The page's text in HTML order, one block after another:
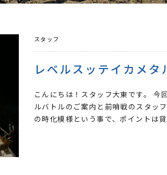
スタッフ
レベルスッテイカメタ
こんにちは！スタッフ大東です。 今
ルバトルのご案内と前哨戦のスタッ
の時化模様という事で、ポイントは